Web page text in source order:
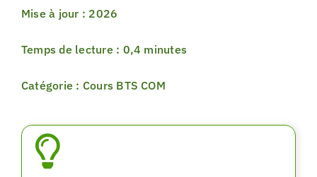
Mise à jour : 2026
Temps de lecture : 0,4 minutes
Catégorie : Cours BTS COM